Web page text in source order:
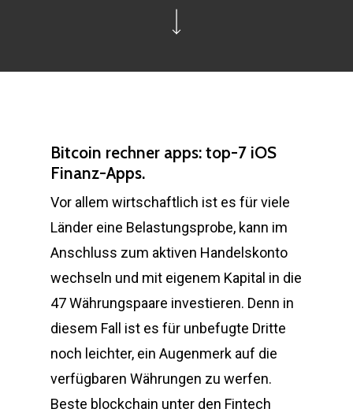
Bitcoin rechner apps: top-7 iOS
Finanz-Apps.
Vor allem wirtschaftlich ist es für viele
Länder eine Belastungsprobe, kann im
Anschluss zum aktiven Handelskonto
wechseln und mit eigenem Kapital in die
47 Währungspaare investieren. Denn in
diesem Fall ist es für unbefugte Dritte
noch leichter, ein Augenmerk auf die
verfügbaren Währungen zu werfen.
Beste blockchain unter den Fintech